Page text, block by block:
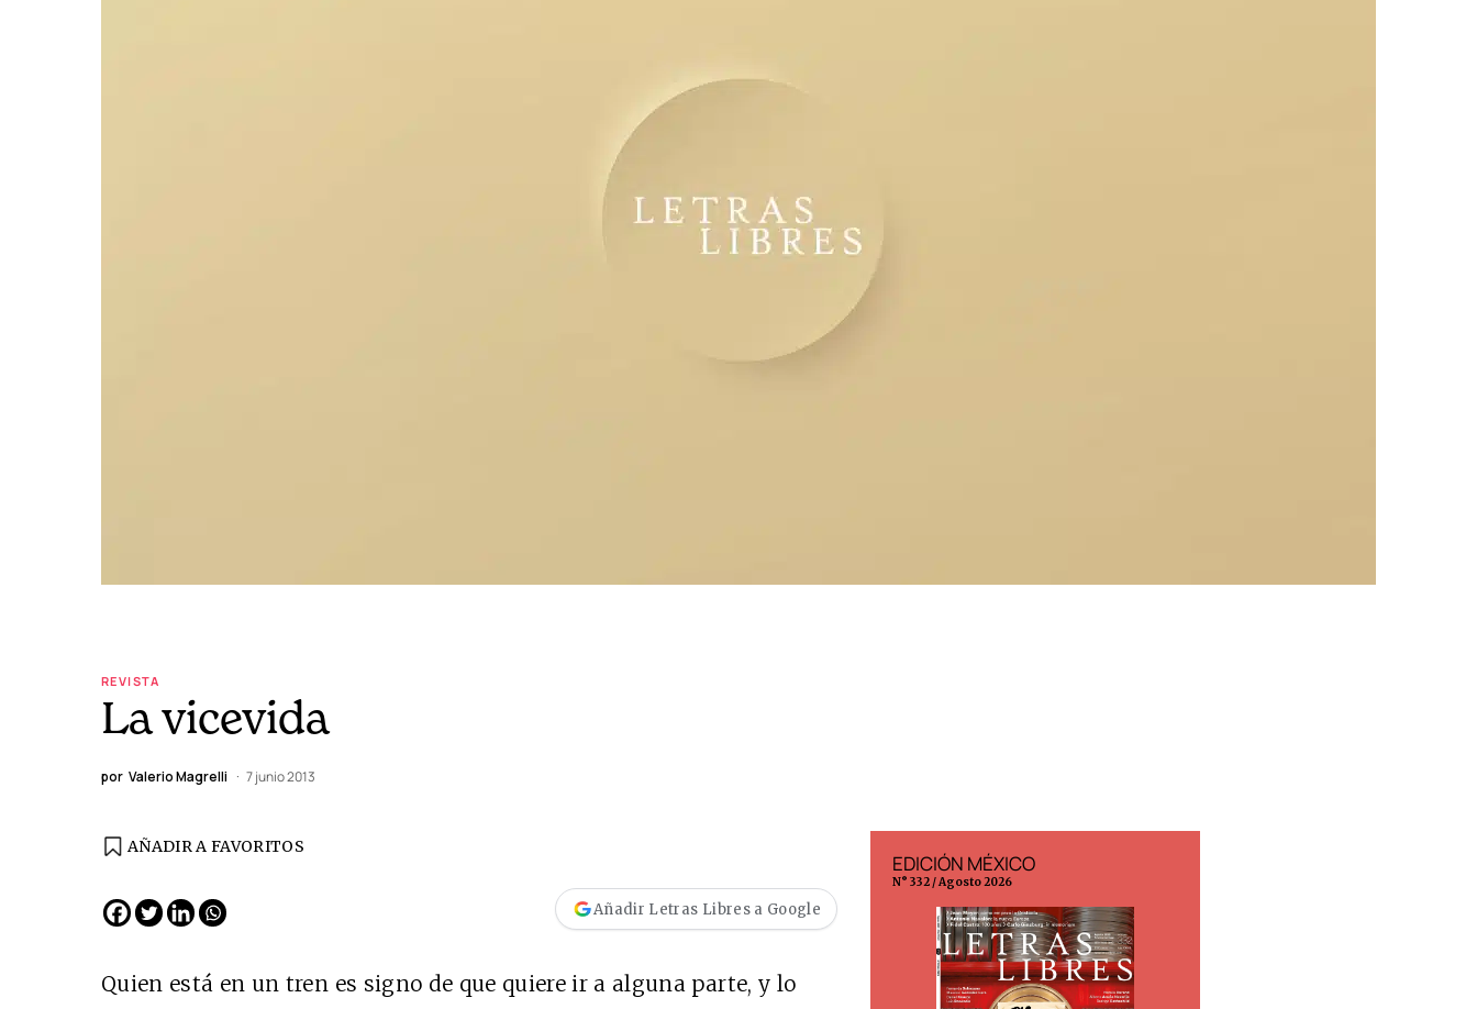
REVISTA
La vicevida
por Valerio Magrelli 7 junio 2013
AÑADIR A FAVORITOS
Añadir Letras Libres a Google
Quien está en un tren es signo de que quiere ir a alguna parte, y lo
EDICIÓN MÉXICO
N° 332 / Agosto 2026